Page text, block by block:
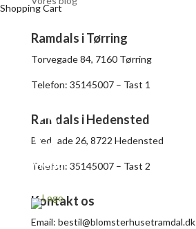
Shopping Cart
a
Menu
Ramdals i Tørring
Torvegade 84, 7160 Tørring
Telefon: 35145007 – Tast 1
Ramdals i Hedensted
Bredgade 26, 8722 Hedensted
Telefon: 35145007 – Tast 2
Kontakt os
Email: bestil@blomsterhusetramdal.dk